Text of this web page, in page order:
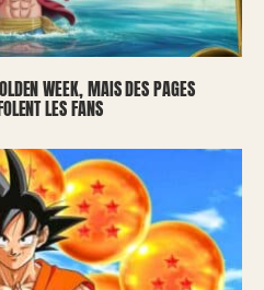
WEEK, MAIS DES PAGES
LES FANS